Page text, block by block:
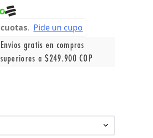
Envíos gratis en compras
superiores a $249.900 COP